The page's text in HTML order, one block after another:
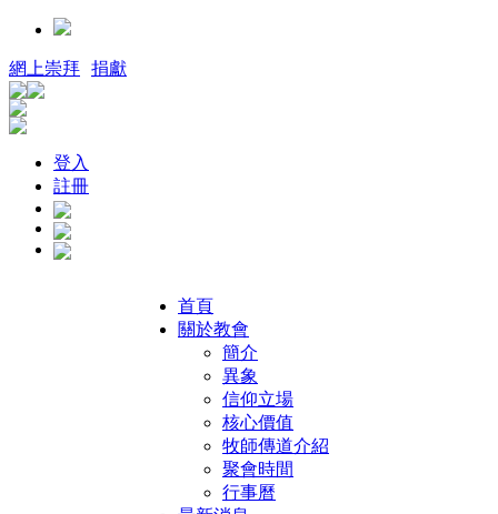
網上崇拜 捐獻
登入
註冊
首頁
關於教會
簡介
異象
信仰立場
核心價值
牧師傳道介紹
聚會時間
行事曆